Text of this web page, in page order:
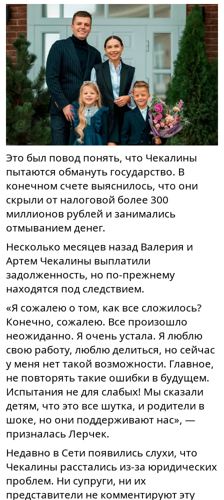
Это был повод понять, что Чекалины
пытаются обмануть государство. В
конечном счете выяснилось, что они
скрыли от налоговой более 300
миллионов рублей и занимались
отмыванием денег.
Несколько месяцев назад Валерия и
Артем Чекалины выплатили
задолженность, но по-прежнему
находятся под следствием.
«Я сожалею о том, как все сложилось?
Конечно, сожалею. Все произошло
неожиданно. Я очень устала. Я люблю
свою работу, люблю делиться, но сейчас
у меня нет такой возможности. Главное,
не повторять такие ошибки в будущем.
Испытания не для слабых! Мы сказали
детям, что это все шутка, и родители в
шоке, но они поддерживают нас», —
призналась Лерчек.
Недавно в Сети появились слухи, что
Чекалины расстались из-за юридических
проблем. Ни супруги, ни их
представители не комментируют эту